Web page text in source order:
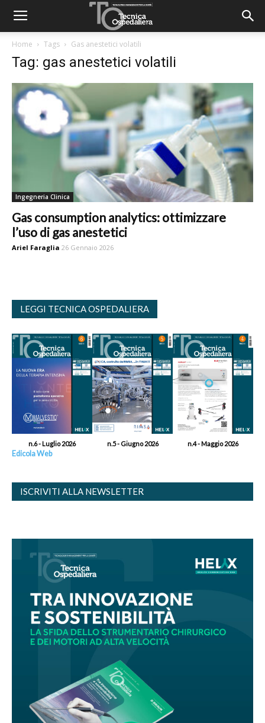
Home Tags Gas anestetici volatili
Tag: gas anestetici volatili
Ingegneria Clinica
Gas consumption analytics: ottimizzare
l’uso di gas anestetici
Ariel Faraglia 26 Gennaio 2026
LEGGI TECNICA OSPEDALIERA
n.6 - Luglio 2026 n.5 - Giugno 2026 n.4 - Maggio 2026
Edicola Web
ISCRIVITI ALLA NEWSLETTER